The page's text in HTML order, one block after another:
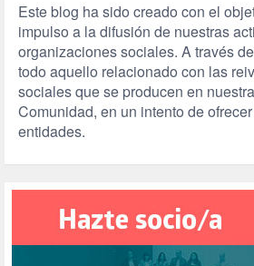
Este blog ha sido creado con el
impulso a la difusión de nuestras
organizaciones sociales. A través
todo aquello relacionado con las
sociales que se producen en
Comunidad, en un intento de
entidades.